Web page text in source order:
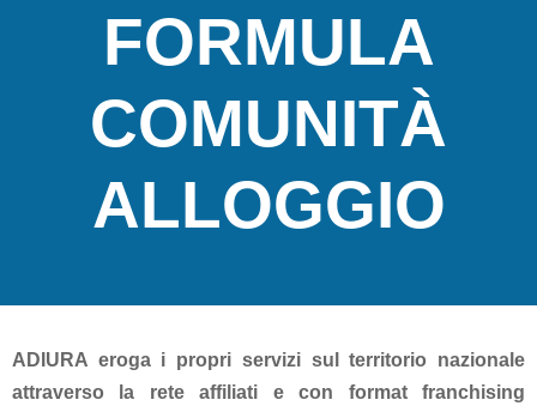
FORMULA
COMUNITÀ
ALLOGGIO
ADIURA eroga i propri servizi sul territorio nazionale
attraverso la rete affiliati e con format franchising
Dimissioni
Servizio
di